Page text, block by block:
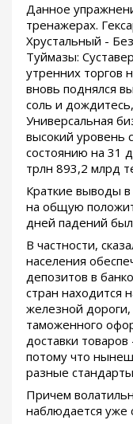
Данное
тренажерах.
Хрустальный -
Туймазы:
утренних торгов
вновь поднялся
соль и
Универсальная
высокий уровень
состоянию на 31
трлн 893,2 млрд
Краткие выводы
на общую
дней падений
В частности,
населения
депозитов в
стран находится
железной
таможенного
доставки
потому что
разные
Причем
наблюдается уже